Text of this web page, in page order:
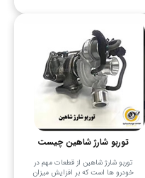
توربو شارژ شاهین چیست
توربو شارژ شاهین از قطعات مهم در
خودرو ها است که بر افزایش میزان